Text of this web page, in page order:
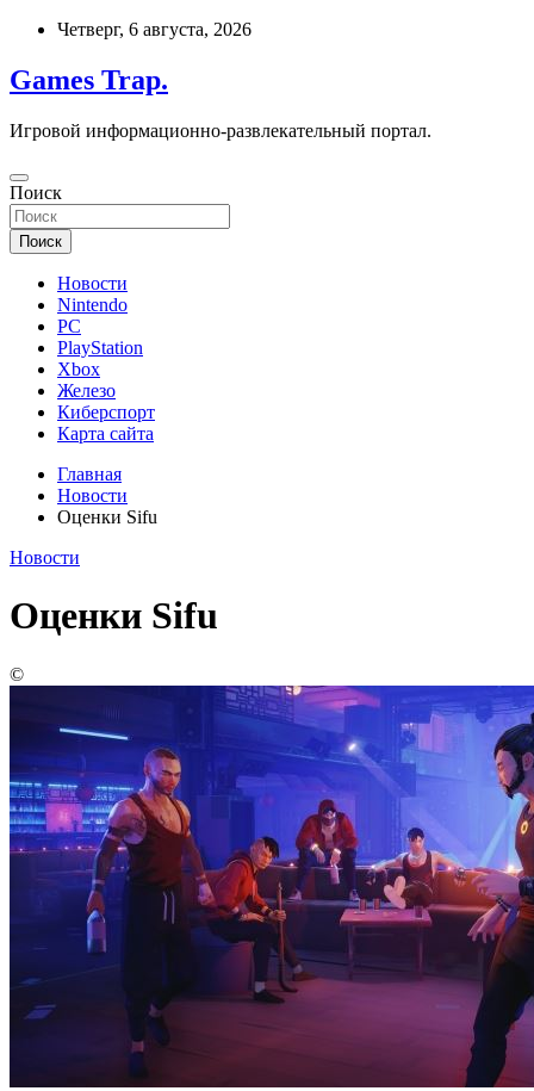
Перейти
содержимому
Четверг, 6 августа, 2026
Games Trap.
Игровой информационно-развлекательный портал.
Поиск
Поиск
Новости
Nintendo
PC
PlayStation
Xbox
Железо
Киберспорт
Карта сайта
Главная
Новости
Оценки Sifu
Новости
Оценки Sifu
©